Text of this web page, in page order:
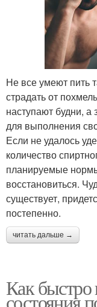
Не все умеют пить
страдать от
наступают будни,
для выполнения
Если не удалось
количество
планируемые
восстановиться.
существует,
постепенно.
читать дальше →
Как быстро
состояния